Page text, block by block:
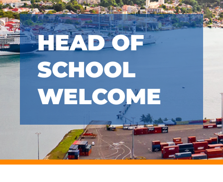
HEAD OF
SCHOOL
WELCOME